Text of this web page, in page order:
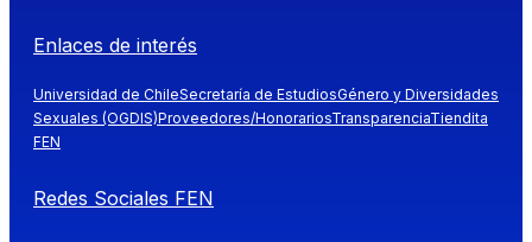
Enlaces de interés
Universidad de ChileSecretaría de EstudiosGénero y Diversidades
Sexuales (OGDIS)Proveedores/HonorariosTransparenciaTiendita
FEN
Redes Sociales FEN